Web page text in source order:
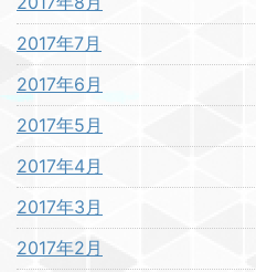
2017年7月
2017年6月
2017年5月
2017年4月
2017年3月
2017年2月